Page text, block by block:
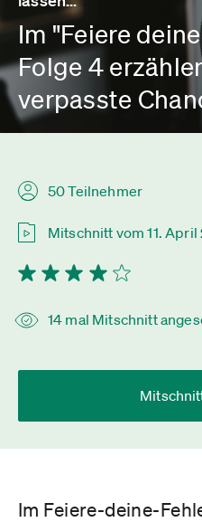
Im "Feiere
Folge 4
verpasste
50 Teilnehmer
Mitschnitt vom 11. April
14 mal Mitschnitt
Im Feiere-deine-